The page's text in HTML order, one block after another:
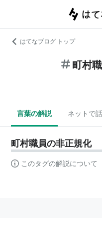
はてなブログ トップ
町村
言葉の解説 ネットで
町村職員の非正規化
このタグの解説について